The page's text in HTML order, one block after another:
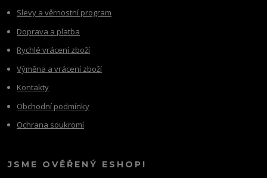
Slevy a věrnostní program
Doprava a platba
Rychlé vrácení zboží
Výměna a vrácení zboží
Kontakty
Obchodní podmínky
Ochrana soukromí
JSME OVĚŘENÝ ESHOP!